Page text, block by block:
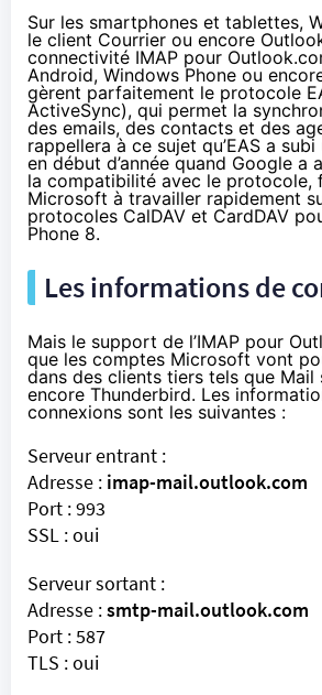
Sur les smartphones et tablettes,
le client Courrier ou encore
connectivité IMAP pour
Android, Windows Phone ou
gèrent parfaitement le protocole
ActiveSync), qui permet la
des emails, des contacts et des
rappellera à ce sujet qu’EAS a
en début d’année quand Google a
la compatibilité avec le protocole,
Microsoft à travailler rapidement
protocoles CalDAV et CardDAV
Phone 8.
Les informations de
Mais le support de l’IMAP pour
que les comptes Microsoft vont
dans des clients tiers tels que Mail
encore Thunderbird. Les
connexions sont les suivantes :
Serveur entrant :
Adresse : imap-mail.outlook.com
Port : 993
SSL : oui
Serveur sortant :
Adresse :smtp-mail.outlook.com
Port : 587
TLS : oui